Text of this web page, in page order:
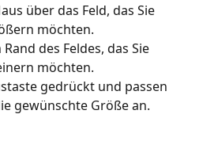
über das Feld, das Sie
möchten.
des Feldes, das Sie
möchten.
gedrückt und passen
gewünschte Größe an.